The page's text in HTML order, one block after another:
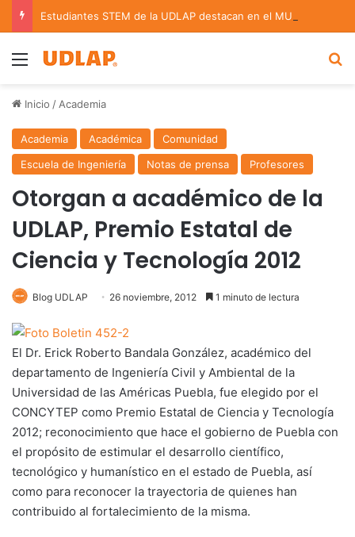
Menu
Inicio / Academia
Academia Académica
Comunidad
Escuela de Ingeniería
Notas de prensa Profesores
Otorgan a académico de la
UDLAP, Premio Estatal de
Ciencia y Tecnología 2012
Blog UDLAP 26 noviembre, 2012 1 minuto de lectura
El Dr. Erick Roberto Bandala González, académico del
departamento de Ingeniería Civil y Ambiental de la
Universidad de las Américas Puebla, fue elegido por el
CONCYTEP como Premio Estatal de Ciencia y Tecnología
2012; reconocimiento que hace el gobierno de Puebla con
el propósito de estimular el desarrollo científico,
tecnológico y humanístico en el estado de Puebla, así
como para reconocer la trayectoria de quienes han
contribuido al fortalecimiento de la misma.